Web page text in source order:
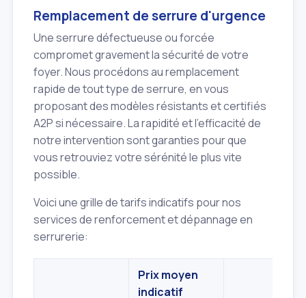
Remplacement de serrure d'urgence
Une serrure défectueuse ou forcée
compromet gravement la sécurité de votre
foyer. Nous procédons au remplacement
rapide de tout type de serrure, en vous
proposant des modèles résistants et certifiés
A2P si nécessaire. La rapidité et l'efficacité de
notre intervention sont garanties pour que
vous retrouviez votre sérénité le plus vite
possible.
Voici une grille de tarifs indicatifs pour nos
services de renforcement et dépannage en
serrurerie:
Prix moyen
indicatif